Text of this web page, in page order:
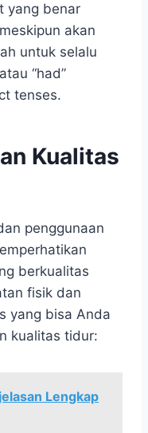
yang benar
akan
untuk selalu
“had”
tenses.
Kualitas
penggunaan
berkualitas
fisik dan
yang bisa Anda
kualitas tidur:
Lengkap